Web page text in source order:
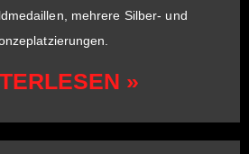
mehrere Silber- und
»